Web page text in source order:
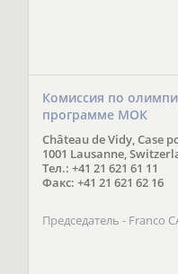
Комиссия по
программе МОК
Château de Vidy, Case
1001 Lausanne,
Тел.: +41 21 621 61 11
Факс: +41 21 621 62 16
Председатель - Franco